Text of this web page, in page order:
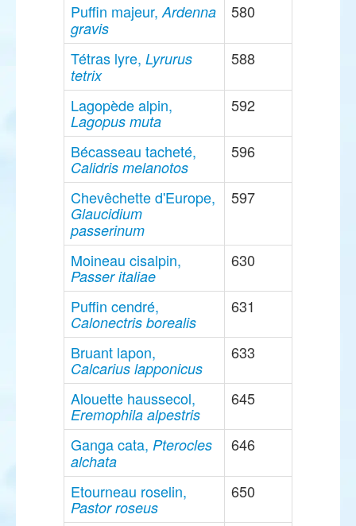
Puffin majeur,Ardenna
gravis
580
Tétras lyre, Lyrurus
tetrix
588
Lagopède alpin,
Lagopus muta
592
Bécasseau tacheté,
Calidris melanotos
596
Chevêchette d'Europe,
Glaucidium
passerinum
597
Moineau cisalpin,
Passer italiae
630
Puffin cendré,
Calonectris borealis
631
Bruant lapon,
Calcarius lapponicus
633
Alouette haussecol,
Eremophila alpestris
645
Ganga cata, Pterocles
alchata
646
Etourneau roselin,
Pastor roseus
650